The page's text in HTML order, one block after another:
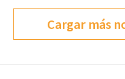
Cargar más